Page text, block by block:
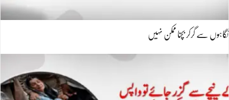
نگاہوں سے گرکر بچنا ممکن نہیں